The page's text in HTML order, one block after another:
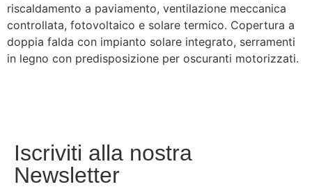
riscaldamento a paviamento, ventilazione meccanica
controllata, fotovoltaico e solare termico. Copertura a
doppia falda con impianto solare integrato, serramenti
in legno con predisposizione per oscuranti motorizzati.
Iscriviti alla nostra
Newsletter